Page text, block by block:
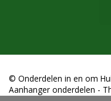
© Onderdelen in en om
Aanhanger onderdelen -